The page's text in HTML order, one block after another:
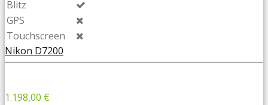
Blitz
GPS
Touchscreen
Nikon D7200
1.198,00 €